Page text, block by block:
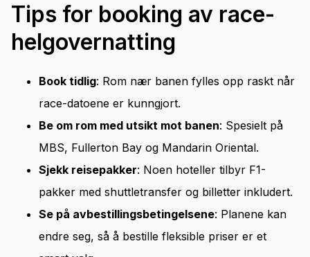
Tips for booking av race-
helgovernatting
Book tidlig: Rom nær banen fylles opp raskt når
race-datoene er kunngjort.
Be om rom med utsikt mot banen: Spesielt på
MBS, Fullerton Bay og Mandarin Oriental.
Sjekk reisepakker: Noen hoteller tilbyr F1-
pakker med shuttletransfer og billetter inkludert.
Se på avbestillingsbetingelsene: Planene kan
endre seg, så å bestille fleksible priser er et